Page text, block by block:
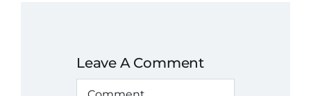
Leave A Comment
Comment